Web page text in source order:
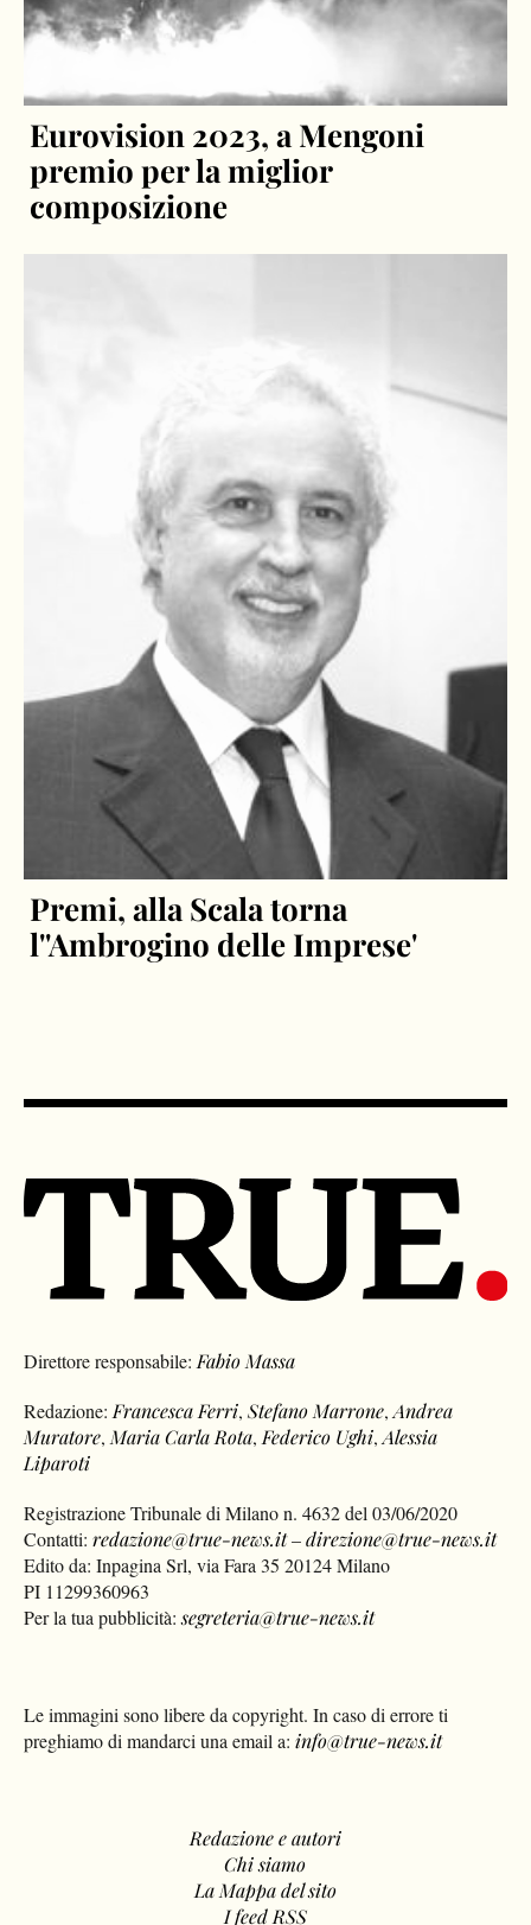
Eurovision 2023, a Mengoni
premio per la miglior
composizione
Premi, alla Scala torna
l''Ambrogino delle Imprese'
Direttore responsabile: Fabio Massa
Redazione: Francesca Ferri,Stefano Marrone,Andrea
Muratore, Maria Carla Rota, Federico Ughi,Alessia
Liparoti
Registrazione Tribunale di Milano n. 4632 del 03/06/2020
Contatti:redazione@true-news.it–direzione@true-news.it
Edito da: Inpagina Srl, via Fara 35 20124 Milano
PI 11299360963
Per la tua pubblicità:segreteria@true-news.it
Le immagini sono libere da copyright. In caso di errore ti
preghiamo di mandarci una email a: info@true-news.it
Redazione e autori
Chi siamo
La Mappa del sito
I feed RSS